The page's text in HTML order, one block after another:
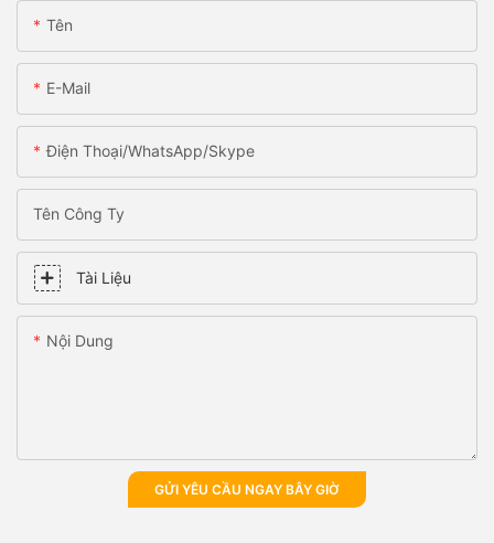
Tên
E-Mail
Điện Thoại/WhatsApp/Skype
Tên Công Ty
Tài Liệu
Nội Dung
GỬI YÊU CẦU NGAY BÂY GIỜ